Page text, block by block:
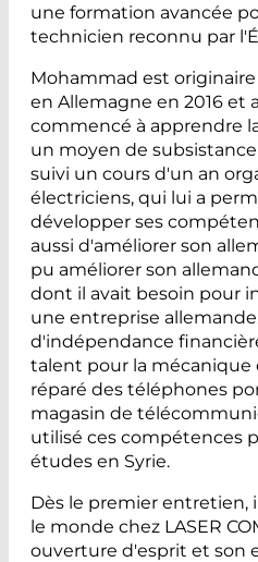
une formation avancée
technicien reconnu par
Mohammad est originaire
en Allemagne en 2016
commencé à apprendre
un moyen de subsistance
suivi un cours d'un an
électriciens, qui lui a
développer ses
aussi d'améliorer son
pu améliorer son
dont il avait besoin pour
une entreprise
d'indépendance
talent pour la mécanique
réparé des téléphones
magasin de
utilisé ces compétences
études en Syrie.
Dès le premier entretien,
le monde chez LASER
ouverture d'esprit et son